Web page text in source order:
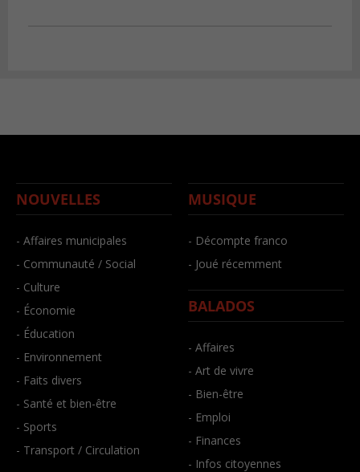
NOUVELLES
- Affaires municipales
- Communauté / Social
- Culture
- Économie
- Éducation
- Environnement
- Faits divers
- Santé et bien-être
- Sports
- Transport / Circulation
MUSIQUE
- Décompte franco
- Joué récemment
BALADOS
- Affaires
- Art de vivre
- Bien-être
- Emploi
- Finances
- Infos citoyennes